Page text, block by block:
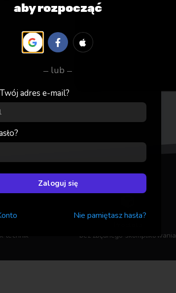
technik
bez zbędnego skomplikowania
aby rozpocząć
lub
adres e-mail?
Zaloguj się
Nie pamiętasz hasła?